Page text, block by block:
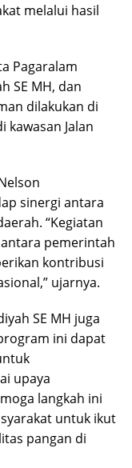
melalui hasil
Pagaralam
SE MH, dan
dilakukan di
kawasan Jalan
sinergi antara
“Kegiatan
pemerintah
kontribusi
ujarnya.
SE MH juga
ini dapat
upaya
langkah ini
untuk ikut
pangan di